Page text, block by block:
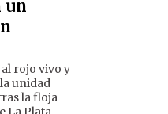
un
rojo vivo y
unidad
la floja